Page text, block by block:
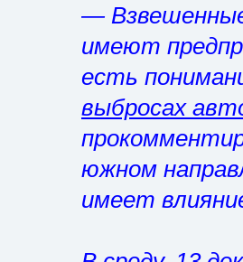
—
имеют
есть
выбросах
южном
имеет